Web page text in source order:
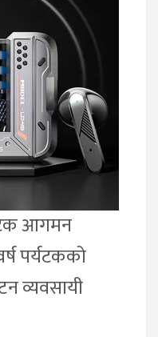
आगमन
पर्यटकको
व्यवसायी